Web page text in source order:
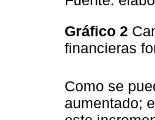
Gráfico 2
financieras
Como se
aumentado;